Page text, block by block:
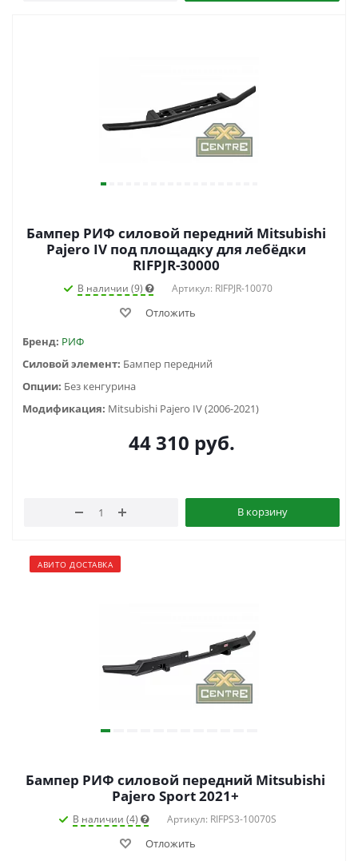
Бампер РИФ силовой передний Mitsubishi
Pajero IV под площадку для лебёдки
RIFPJR-30000
В наличии (9) Артикул: RIFPJR-10070
Отложить
Бренд: РИФ
Силовой элемент: Бампер передний
Опции: Без кенгурина
Модификация: Mitsubishi Pajero IV (2006-2021)
44 310 руб.
В корзину
АВИТО ДОСТАВКА
Бампер РИФ силовой передний Mitsubishi
Pajero Sport 2021+
В наличии (4) Артикул: RIFPS3-10070S
Отложить